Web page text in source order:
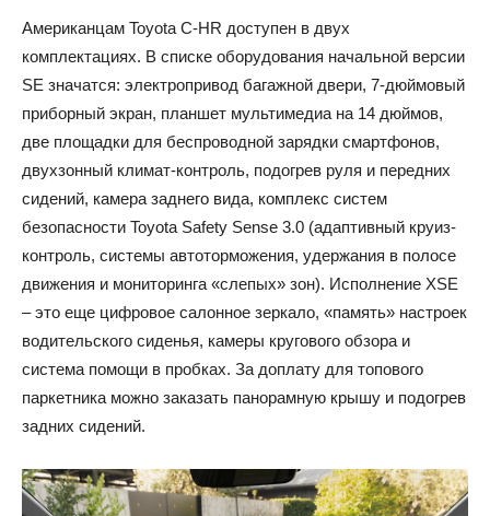
Американцам Toyota C-HR доступен в двух
комплектациях. В списке оборудования начальной версии
SE значатся: электропривод багажной двери, 7-дюймовый
приборный экран, планшет мультимедиа на 14 дюймов,
две площадки для беспроводной зарядки смартфонов,
двухзонный климат-контроль, подогрев руля и передних
сидений, камера заднего вида, комплекс систем
безопасности Toyota Safety Sense 3.0 (адаптивный круиз-
контроль, системы автоторможения, удержания в полосе
движения и мониторинга «слепых» зон). Исполнение XSE
– это еще цифровое салонное зеркало, «память» настроек
водительского сиденья, камеры кругового обзора и
система помощи в пробках. За доплату для топового
паркетника можно заказать панорамную крышу и подогрев
задних сидений.